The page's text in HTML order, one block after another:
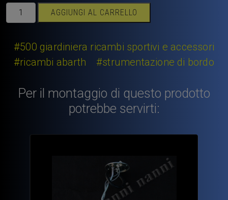
Cruscotto
Fiat
completo
AGGIUNGI AL CARRELLO
#500 giardiniera ricambi sportivi e accessori
#ricambi abarth
#strumentazione di bordo
Per il montaggio di questo prodotto
potrebbe servirti: